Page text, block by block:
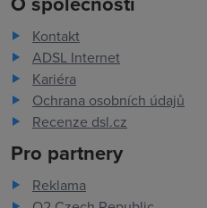
Kontakt
ADSL Internet
Kariéra
Ochrana osobních údajů
Recenze dsl.cz
Pro partnery
Reklama